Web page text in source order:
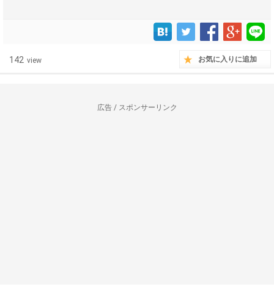
142 view お気に入りに追加
広告 / スポンサーリンク